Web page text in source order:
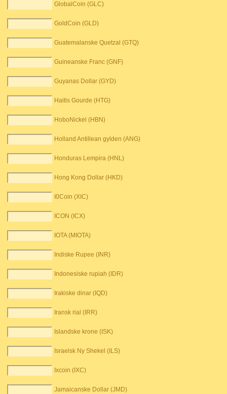
GlobalCoin (GLC)
GoldCoin (GLD)
Guatemalanske Quetzal (GTQ)
Guineanske Franc (GNF)
Guyanas Dollar (GYD)
Haitis Gourde (HTG)
HoboNickel (HBN)
Holland Antillean gylden (ANG)
Honduras Lempira (HNL)
Hong Kong Dollar (HKD)
I0Coin (XIC)
ICON (ICX)
IOTA (MIOTA)
Indiske Rupee (INR)
Indonesiske rupiah (IDR)
Irakiske dinar (IQD)
Iransk rial (IRR)
Islandske krone (ISK)
Israelsk Ny Shekel (ILS)
Ixcoin (IXC)
Jamaicanske Dollar (JMD)